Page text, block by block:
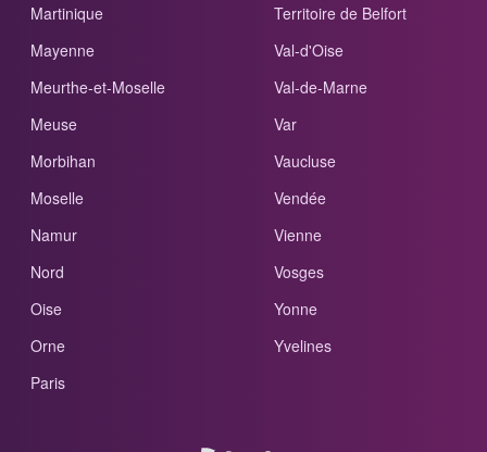
Martinique
Mayenne
Meurthe-et-Moselle
Meuse
Morbihan
Moselle
Namur
Nord
Oise
Orne
Paris
Territoire de Belfort
Val-d'Oise
Val-de-Marne
Var
Vaucluse
Vendée
Vienne
Vosges
Yonne
Yvelines